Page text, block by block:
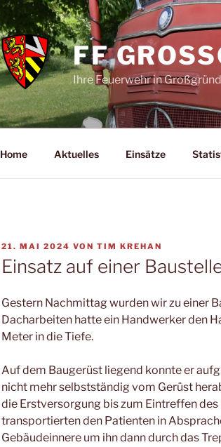
FF
Ihre Feuerwehr in
Home Aktuelles Einsätze
VERÖFFENTLICHT
AM
21. MAI 2024 VON TIM KREHAN
Einsatz auf einer
Gestern Nachmittag wurden wir zu einer
Dacharbeiten hatte ein Handwerker den
Meter in die Tiefe.
Auf dem Baugerüst liegend konnte er
nicht mehr selbstständig vom Gerüst
die Erstversorgung bis zum Eintreffen
transportierten den Patienten in
Gebäudeinnere um ihn dann durch das